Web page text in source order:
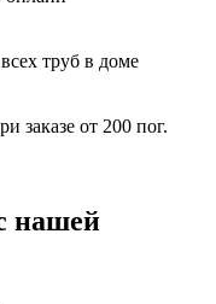
труб в доме
заказе от 200 пог.
нашей